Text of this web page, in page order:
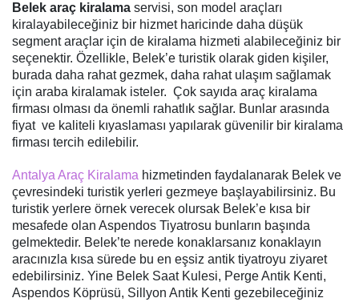
Belek araç kiralama servisi, son model araçları
kiralayabileceğiniz bir hizmet haricinde daha düşük
segment araçlar için de kiralama hizmeti alabileceğiniz bir
seçenektir. Özellikle, Belek’e turistik olarak giden kişiler,
burada daha rahat gezmek, daha rahat ulaşım sağlamak
için araba kiralamak isteler. Çok sayıda araç kiralama
firması olması da önemli rahatlık sağlar. Bunlar arasında
fiyat ve kaliteli kıyaslaması yapılarak güvenilir bir kiralama
firması tercih edilebilir.
Antalya Araç Kiralama hizmetinden faydalanarak Belek ve
çevresindeki turistik yerleri gezmeye başlayabilirsiniz. Bu
turistik yerlere örnek verecek olursak Belek’e kısa bir
mesafede olan Aspendos Tiyatrosu bunların başında
gelmektedir. Belek’te nerede konaklarsanız konaklayın
aracınızla kısa sürede bu en eşsiz antik tiyatroyu ziyaret
edebilirsiniz. Yine Belek Saat Kulesi, Perge Antik Kenti,
Aspendos Köprüsü, Sillyon Antik Kenti gezebileceğiniz